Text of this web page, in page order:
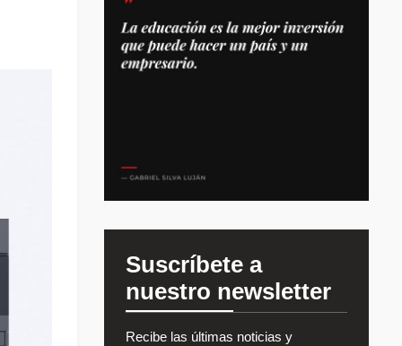
Suscríbete a
nuestro newsletter
Recibe las últimas noticias y